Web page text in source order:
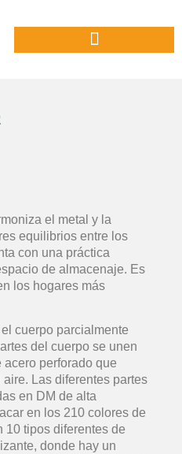
el metal y la
equilibrios entre los
con una práctica
de almacenaje. Es
los hogares más
cuerpo parcialmente
del cuerpo se unen
perforado que
Las diferentes partes
en DM de alta
en los 210 colores de
10 tipos diferentes de
donde hay un